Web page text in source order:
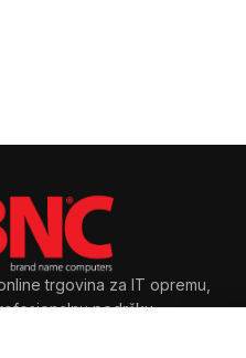
trgovina za IT opremu,
podršku.